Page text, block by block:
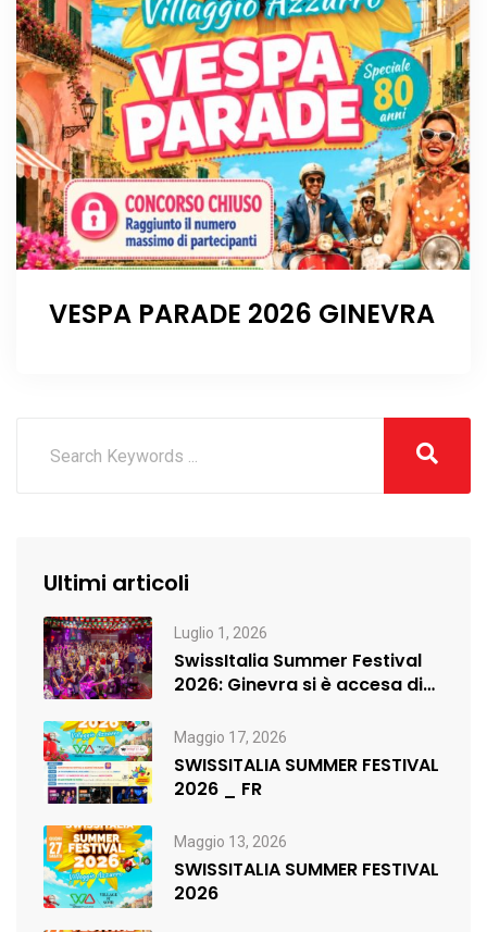
VESPA PARADE 2026 GINEVRA
Ultimi articoli
Luglio 1, 2026
SwissItalia Summer Festival
2026: Ginevra si è accesa di
Maggio 17, 2026
SWISSITALIA SUMMER FESTIVAL
2026 _ FR
Maggio 13, 2026
SWISSITALIA SUMMER FESTIVAL
2026